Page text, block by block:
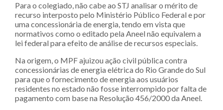
Para o colegiado, não cabe ao STJ analisar o mérito de
recurso interposto pelo Ministério Público Federal e por
uma concessionária de energia, tendo em vista que
normativos como o editado pela Aneel não equivalem a
lei federal para efeito de análise de recursos especiais.
Na origem, o MPF ajuizou ação civil pública contra
concessionárias de energia elétrica do Rio Grande do Sul
para que o fornecimento de energia aos usuários
residentes no estado não fosse interrompido por falta de
pagamento com base na Resolução 456/2000 da Aneel.